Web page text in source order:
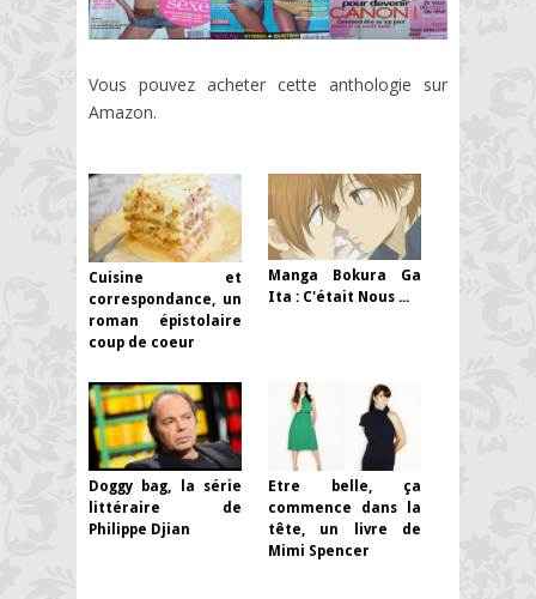
Vous pouvez acheter cette anthologie sur
Amazon.
Cuisine et
correspondance, un
roman épistolaire
coup de coeur
Manga Bokura Ga
Ita : C'était Nous ...
Doggy bag, la série
littéraire de
Philippe Djian
Etre belle, ça
commence dans la
tête, un livre de
Mimi Spencer